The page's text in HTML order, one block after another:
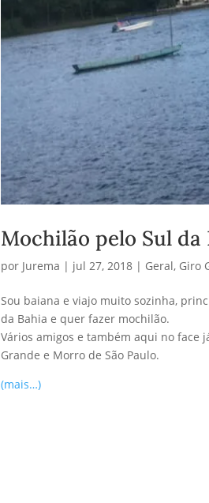
Mochilão pelo Sul
por Jurema | jul 27, 2018 | Geral, Giro
Sou baiana e viajo muito sozinha,
da Bahia e quer fazer mochilão.
Vários amigos e também aqui no face
Grande e Morro de São Paulo.
(mais…)